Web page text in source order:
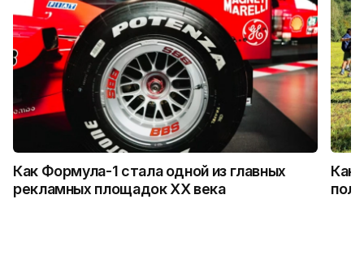
Как Формула-1 стала одной из главных
рекламных площадок XX века
Как